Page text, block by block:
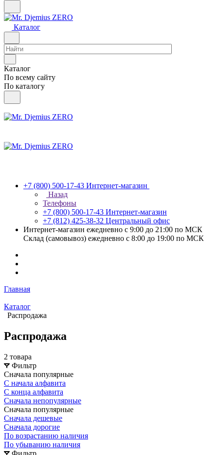
Каталог
Каталог
По всему сайту
По каталогу
+7 (800) 500-17-43 Интернет-магазин
Назад
Телефоны
+7 (800) 500-17-43 Интернет-магазин
+7 (812) 425-38-32 Центральный офис
Интернет-магазин ежедневно с 9:00 до 21:00 по МСК
Склад (самовывоз) ежедневно с 8:00 до 19:00 по МСК
Главная
Каталог
Распродажа
Распродажа
2 товара
Фильтр
Сначала популярные
С начала алфавита
С конца алфавита
Сначала непопулярные
Сначала популярные
Сначала дешевые
Сначала дорогие
По возрастанию наличия
По убыванию наличия
Фильтр